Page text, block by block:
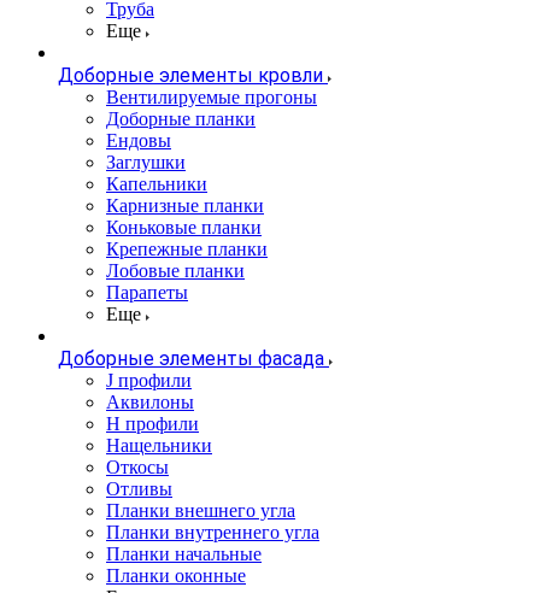
Труба
Еще
Доборные элементы кровли
Вентилируемые прогоны
Доборные планки
Ендовы
Заглушки
Капельники
Карнизные планки
Коньковые планки
Крепежные планки
Лобовые планки
Парапеты
Еще
Доборные элементы фасада
J профили
Аквилоны
Н профили
Нащельники
Откосы
Отливы
Планки внешнего угла
Планки внутреннего угла
Планки начальные
Планки оконные